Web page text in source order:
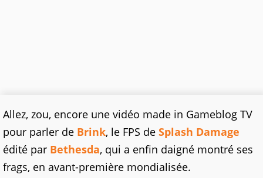
Allez, zou, encore une vidéo made in Gameblog TV
pour parler de Brink, le FPS de Splash Damage
édité par Bethesda, qui a enfin daigné montré ses
frags, en avant-première mondialisée.